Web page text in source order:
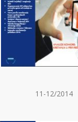
11-12/2014